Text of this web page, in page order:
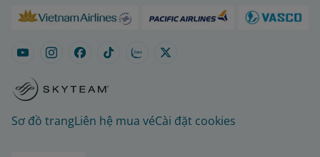
Sơ đồ trangLiên hệ mua véCài đặt cookies